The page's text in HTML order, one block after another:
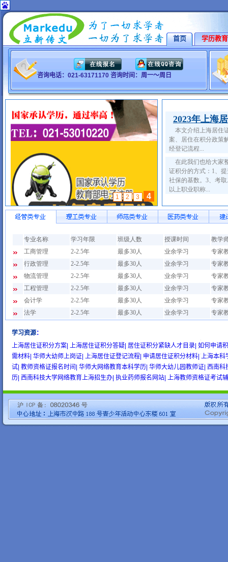
首页 学历教育
咨询电话：021-63171170 咨询时间：周一～周日
学习资源：
上海居住证积分方案| 上海居住证积分答疑| 居住证积分紧缺人才目录| 如何申请
需材料| 华师大幼师上岗证| 上海居住证登记流程| 申请居住证积分材料| 上海本科
试| 教师资格证报名时间| 华师大网络教育本科学历| 华师大幼儿园教师证| 西南科
历| 西南科技大学网络教育上海招生办| 执业药师报名网站| 上海教师资格证考试